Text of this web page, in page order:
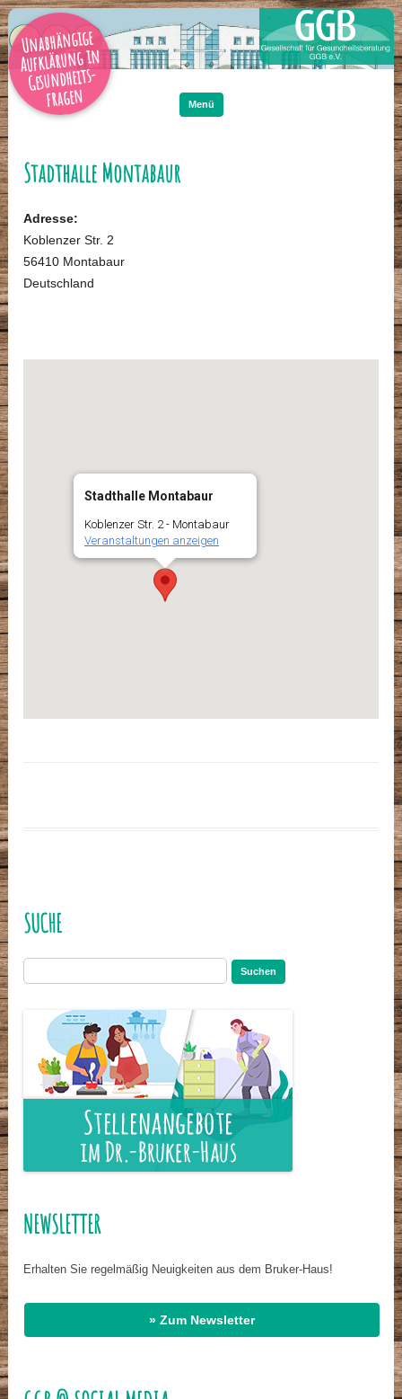
Unabhängige
Aufklärung in
Gesundheits-
fragen Menü
Stadthalle Montabaur
Adresse:
Koblenzer Str. 2
56410 Montabaur
Deutschland
Stadthalle Montabaur
Koblenzer Str. 2 - Montabaur
Veranstaltungen anzeigen
SUCHE
nach:
NEWSLETTER
Erhalten Sie regelmäßig Neuigkeiten aus dem Bruker-Haus!
» Zum Newsletter